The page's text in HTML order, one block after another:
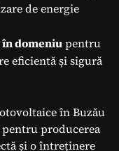
de energie
domeniupentru
eficientă și sigură
în Buzău
producerea
și o întreținere